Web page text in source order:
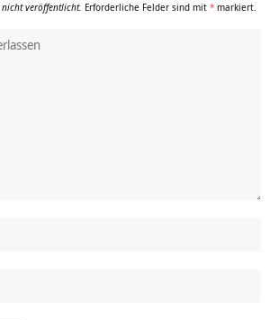
nicht veröffentlicht. Erforderliche Felder sind mit * markiert.